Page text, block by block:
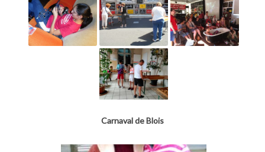
Carnaval de Blois